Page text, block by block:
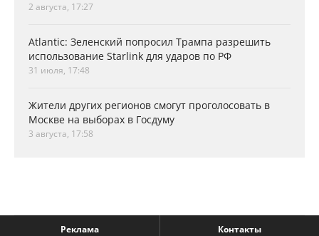
2 августа, 17:27
Atlantic: Зеленский попросил Трампа разрешить
использование Starlink для ударов по РФ
31 июля, 17:48
Жители других регионов смогут проголосовать в
Москве на выборах в Госдуму
3 августа, 17:58
Реклама Контакты